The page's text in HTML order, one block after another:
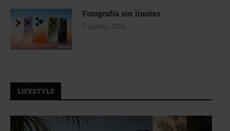
Fotografía sin límites
5 agosto, 2026
LIFESTYLE